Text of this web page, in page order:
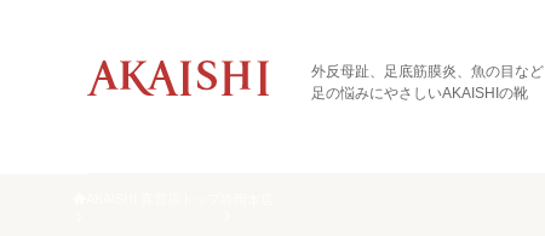
外反母趾、足底筋膜炎、魚の目など
足の悩みにやさしいAKAISHIの靴